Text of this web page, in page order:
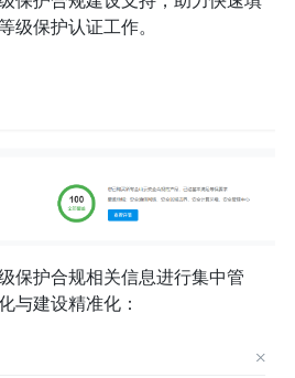
级保护认证工作。
保护合规相关信息进行集中管
与建设精准化：